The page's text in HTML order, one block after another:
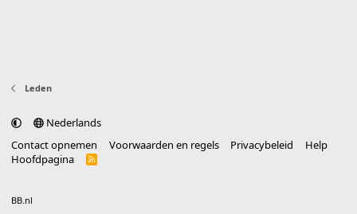
Leden
Nederlands
Contact opnemen
Voorwaarden en regels Privacybeleid
Help
Hoofdpagina
R
BB.nl